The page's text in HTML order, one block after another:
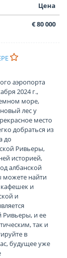
Цена
€ 80 000
аэропорта
2024 г.,
море,
лес у
место
добраться из
до
Ривьеры,
историей,
албанской
можете найти
кафешек и
и
Ривьеры, и ее
так и
в
будущее уже